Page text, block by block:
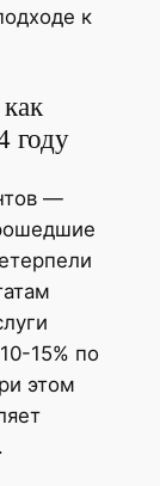
к
году
—
15% по
этом